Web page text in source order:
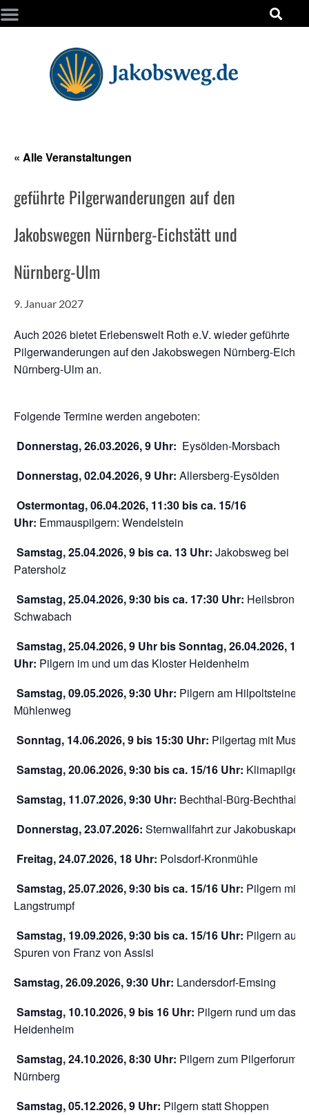
« Alle Veranstaltungen
geführte Pilgerwanderungen auf den
Jakobswegen Nürnberg-Eichstätt und
Nürnberg-Ulm
9. Januar 2027
Auch 2026 bietet Erlebenswelt Roth e.V. wieder geführte
Pilgerwanderungen auf den Jakobswegen Nürnberg-
Nürnberg-Ulm an.
Folgende Termine werden angeboten:
Donnerstag, 26.03.2026, 9 Uhr: Eysölden-Morsbach
Donnerstag, 02.04.2026, 9 Uhr: Allersberg-Eysölden
Ostermontag, 06.04.2026, 11:30 bis ca. 15/16
Uhr: Emmauspilgern: Wendelstein
Samstag, 25.04.2026, 9 bis ca. 13 Uhr: Jakobsweg bei
Patersholz
Samstag, 25.04.2026, 9:30 bis ca. 17:30 Uhr: Heilsbronn-
Schwabach
Samstag, 25.04.2026, 9 Uhr bis Sonntag, 26.04.2026, 16
Uhr: Pilgern im und um das Kloster Heidenheim
Samstag, 09.05.2026, 9:30 Uhr: Pilgern am Hilpoltsteiner
Mühlenweg
Sonntag, 14.06.2026, 9 bis 15:30 Uhr: Pilgertag mit Musik
Samstag, 20.06.2026, 9:30 bis ca. 15/16 Uhr: Klimapilgern
Samstag, 11.07.2026, 9:30 Uhr: Bechthal-Bürg-Bechthal
Donnerstag, 23.07.2026: Sternwallfahrt zur
Freitag, 24.07.2026, 18 Uhr: Polsdorf-Kronmühle
Samstag, 25.07.2026, 9:30 bis ca. 15/16 Uhr: Pilgern mit
Langstrumpf
Samstag, 19.09.2026, 9:30 bis ca. 15/16 Uhr: Pilgern auf
Spuren von Franz von Assisi
Samstag, 26.09.2026, 9:30 Uhr: Landersdorf-Emsing
Samstag, 10.10.2026, 9 bis 16 Uhr: Pilgern rund um das
Heidenheim
Samstag, 24.10.2026, 8:30 Uhr: Pilgern zum Pilgerforum in
Nürnberg
Samstag, 05.12.2026, 9 Uhr: Pilgern statt Shoppen